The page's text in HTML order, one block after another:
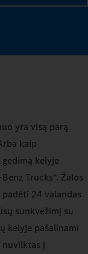
yra visą parą
kaip
kelyje
Trucks“. Žalos
24 valandas
sunkvežimį su
kelyje pašalinami
nuvilktas į